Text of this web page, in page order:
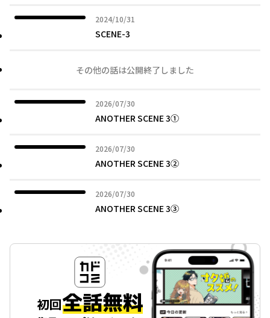
2024/10/31
2024年10月31日
SCENE-3
その他の話は公開終了しました
2026/07/30
2026年07月30日
ANOTHER SCENE 3①
2026/07/30
2026年07月30日
ANOTHER SCENE 3②
2026/07/30
2026年07月30日
ANOTHER SCENE 3③